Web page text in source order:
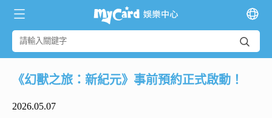
《幻獸之旅：新紀元》事前預約正式啟動！
2026.05.07